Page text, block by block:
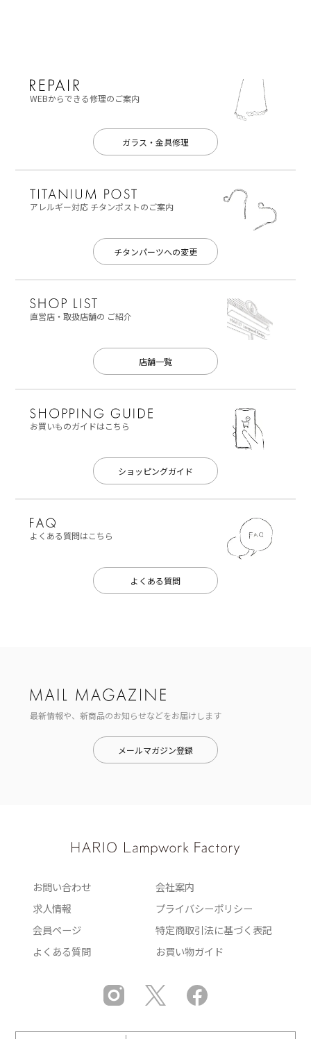
WEBからできる修理のご案内
ガラス・金具修理
アレルギー対応チタンポストのご案内
チタンパーツへの変更
直営店・取扱店舗の ご紹介
店舗一覧
お買いものガイドはこちら
ショッピングガイド
よくある質問はこちら
よくある質問
最新情報や、新商品のお知らせなどをお届けします
メールマガジン登録
お問い合わせ
会社案内
求人情報
プライバシーポリシー
会員ページ
特定商取引法に基づく表記
よくある質問
お買い物ガイド